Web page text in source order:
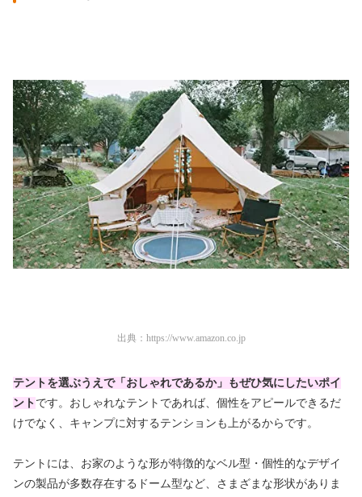
出典： https://www.amazon.co.jp
テントを選ぶうえで「おしゃれであるか」もぜひ気にしたいポイ
ント です。おしゃれなテントであれば、個性をアピールできるだ
けでなく、キャンプに対するテンションも上がるからです。
テントには、お家のような形が特徴的なベル型・個性的なデザイ
ンの製品が多数存在するドーム型など、さまざまな形状がありま